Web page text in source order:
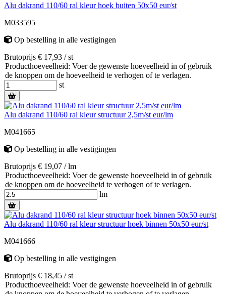
Alu dakrand 110/60 ral kleur hoek buiten 50x50 eur/st
M033595
Op bestelling in alle vestigingen
Brutoprijs € 17,93 / st
Producthoeveelheid: Voer de gewenste hoeveelheid in of gebruik
de knoppen om de hoeveelheid te verhogen of te verlagen.
st
Alu dakrand 110/60 ral kleur structuur 2,5m/st eur/lm
M041665
Op bestelling in alle vestigingen
Brutoprijs € 19,07 / lm
Producthoeveelheid: Voer de gewenste hoeveelheid in of gebruik
de knoppen om de hoeveelheid te verhogen of te verlagen.
lm
Alu dakrand 110/60 ral kleur structuur hoek binnen 50x50 eur/st
M041666
Op bestelling in alle vestigingen
Brutoprijs € 18,45 / st
Producthoeveelheid: Voer de gewenste hoeveelheid in of gebruik